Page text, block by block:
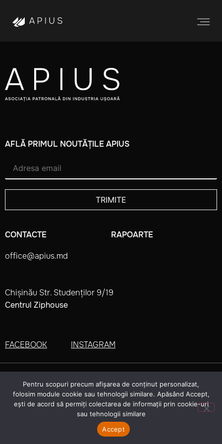
SRL
CONTACTE
office@apius.md
RAPOARTE
Chișinău Str. Studenților 9/19
Centrul Ziphouse
FACEBOOK INSTAGRAM
AFLĂ PRIMUL NOUTĂȚILE APIUS
APIUS 2022. All rights reserved made by
Pentru scopuri precum afișarea de conținut personalizat,
folosim module cookie sau tehnologii similare. Apăsând Accept,
ești de acord să permiți colectarea de informații prin cookie-uri
sau tehnologii similare
Accept